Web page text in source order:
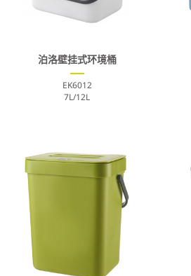
泊洛壁挂式环境桶
EK6012
7L/12L